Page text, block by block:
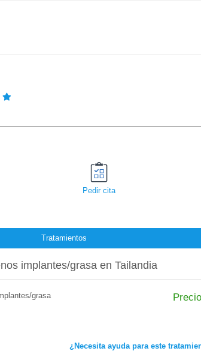
Pedir cita
implantes/grasa en Tailandia
grasa
¿Necesita ayuda para este
Tratamientos